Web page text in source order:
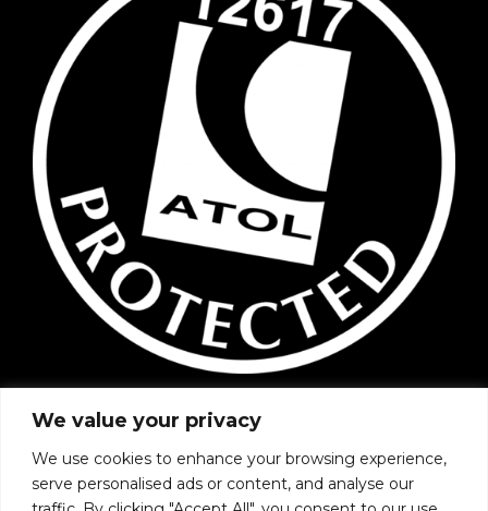
We value your privacy
We use cookies to enhance your browsing experience,
serve personalised ads or content, and analyse our